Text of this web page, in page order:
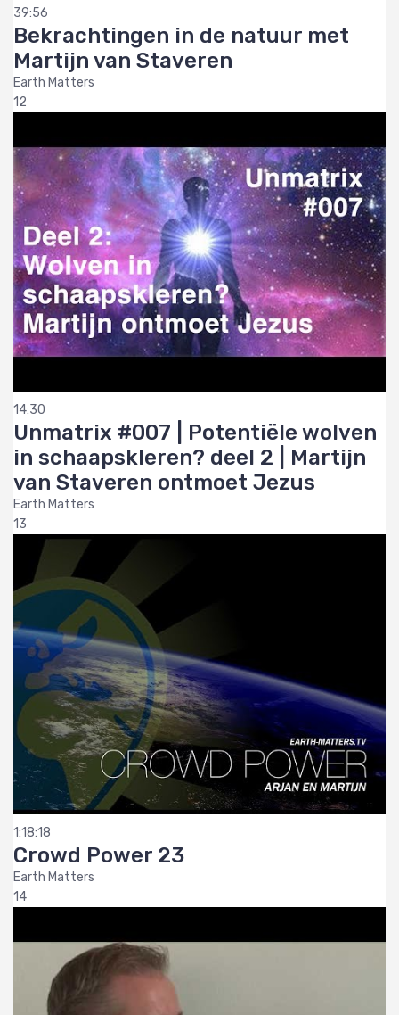
39:56
Bekrachtingen in de natuur met
Martijn van Staveren
Earth Matters
12
14:30
Unmatrix #007 | Potentiële wolven
in schaapskleren? deel 2 | Martijn
van Staveren ontmoet Jezus
Earth Matters
13
1:18:18
Crowd Power 23
Earth Matters
14